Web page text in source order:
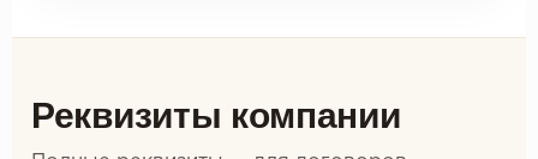
Реквизиты компании